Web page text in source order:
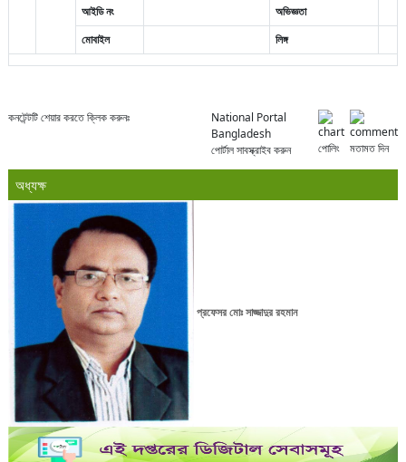
আইডি নং
অভিজ্ঞতা
মোবাইল
লিঙ্গ
কনটেন্টটি শেয়ার করতে ক্লিক করুনঃ
National Portal
Bangladesh
পোর্টাল সাবস্ক্রাইব করুন
পোলিং মতামত দিন
অধ্যক্ষ
প্রফেসর মোঃ সাজ্জাদুর রহমান